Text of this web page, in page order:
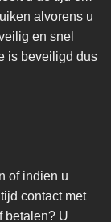
alvorens u
en snel
is beveiligd dus
of indien u
contact met
betalen? U